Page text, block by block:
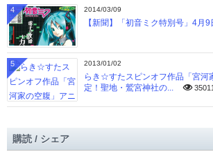
2014/03/09
【新聞】「初音ミク特別号」4月9
4
2013/01/02
らき☆すたスピンオフ作品「宮河
定！聖地・鷲宮神社の...
35011
5
購読 / シェア